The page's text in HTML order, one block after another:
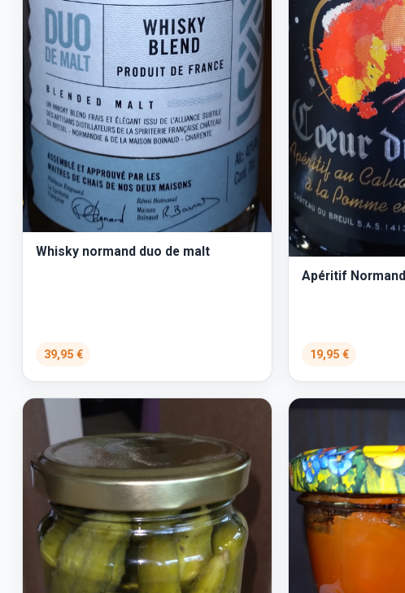
Whisky normand duo de malt
39,95 €
Apéritif Normand
19,95 €